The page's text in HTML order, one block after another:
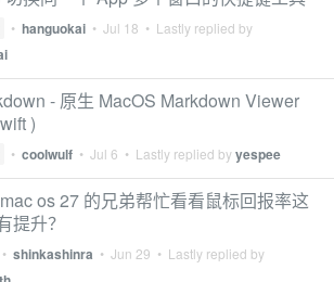
• hanguokai • Jul 18 • Lastly replied by
- 原生 MacOS Markdown Viewer
)
• coolwulf • Jul 6 • Lastly replied byyespee
os 27 的兄弟帮忙看看鼠标回报率这
提升？
• shinkashinra • Jun 29 • Lastly replied by